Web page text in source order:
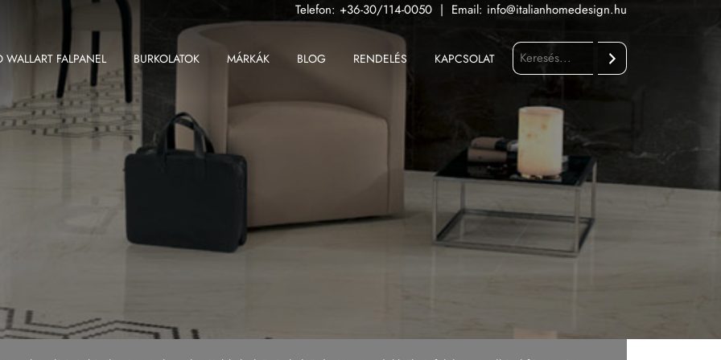
Telefon: +36-30/114-0050 | Email: info@italianhomedesign.hu
WALLART FALPANEL BURKOLATOK
2 cm-es greslap
Beltéri padlólap
Fürdőszoba
Konyha
MÁRKÁK
ABK
Ceramiche Keope
Fondovalle MyTop
Iris FMG
BLOG RENDELÉS KAPCSOLAT